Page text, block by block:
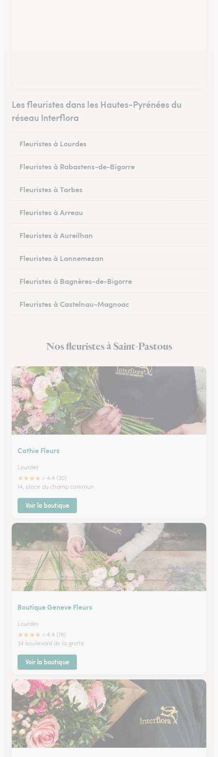
Les fleuristes dans les Hautes-Pyrénées du
réseau Interflora
Fleuristes à Lourdes
Fleuristes à Rabastens-de-Bigorre
Fleuristes à Tarbes
Fleuristes à Arreau
Fleuristes à Aureilhan
Fleuristes à Lannemezan
Fleuristes à Bagnères-de-Bigorre
Fleuristes à Castelnau-Magnoac
Nos fleuristes à Saint-Pastous
Cathie Fleurs
Lourdes
★★★★
4.4 (30)
14, place du champ commun
Voir la boutique
Boutique Geneve Fleurs
Lourdes
★★★★
4.4 (19)
34 boulevard de la grotte
Voir la boutique